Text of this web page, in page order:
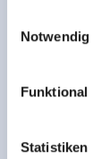
Rohr 23// A-
Notwendig
Funktional
Statistiken